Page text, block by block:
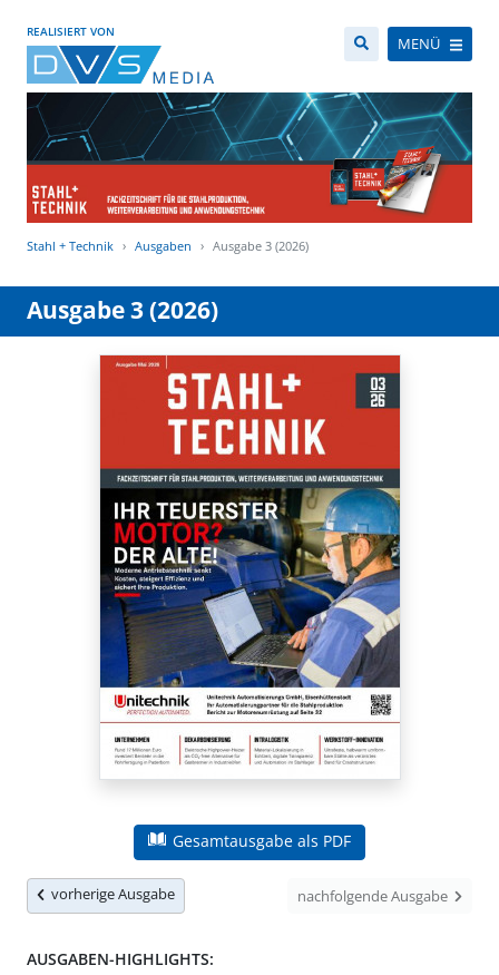
REALISIERT VON
MENÜ
Stahl + Technik Ausgaben Ausgabe 3 (2026)
Ausgabe 3 (2026)
Gesamtausgabe als PDF
vorherige Ausgabe nachfolgende Ausgabe
AUSGABEN-HIGHLIGHTS: